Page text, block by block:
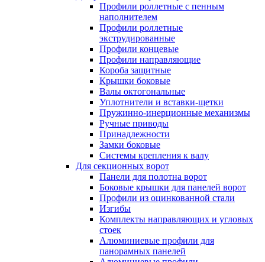
Профили роллетные с пенным
наполнителем
Профили роллетные
экструдированные
Профили концевые
Профили направляющие
Короба защитные
Крышки боковые
Валы октогональные
Уплотнители и вставки-щетки
Пружинно-инерционные механизмы
Ручные приводы
Принадлежности
Замки боковые
Системы крепления к валу
Для секционных ворот
Панели для полотна ворот
Боковые крышки для панелей ворот
Профили из оцинкованной стали
Изгибы
Комплекты направляющих и угловых
стоек
Алюминиевые профили для
панорамных панелей